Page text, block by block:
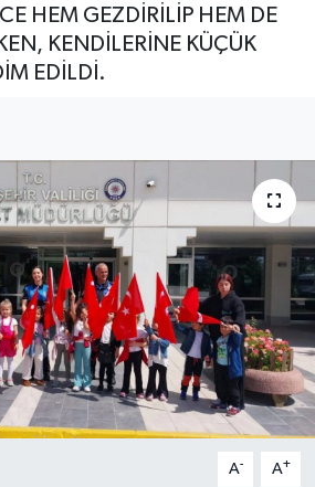
HEM GEZDİRİLİP HEM DE
KENDİLERİNE KÜÇÜK
EDİLDİ.
A- A+